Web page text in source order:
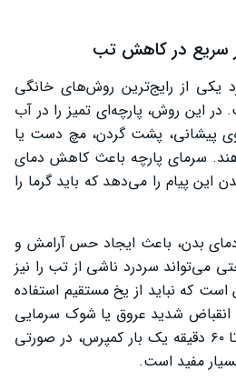
سریع در کاهش تب
یکی از رایج‌ترین روش‌های خانگی
این روش، پارچه‌ای تمیز را در آب
پیشانی، پشت گردن، مچ دست یا
سرمای پارچه باعث کاهش دمای
پیام را می‌دهد که باید گرما را
بدن، باعث ایجاد حس آرامش و
می‌تواند سردرد ناشی از تب را نیز
که نباید از یخ مستقیم استفاده
انقباض شدید عروق یا شوک سرمایی
در بدن شود. تکرار هر ۳۰ تا ۶۰ دقیقه‌ یک بار کمپرس، در صورتی
مفید است.